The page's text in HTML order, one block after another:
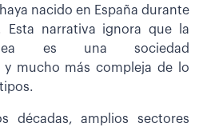
nacido en España durante
Esta narrativa ignora que la
es una sociedad
y mucho más compleja de lo
décadas, amplios sectores